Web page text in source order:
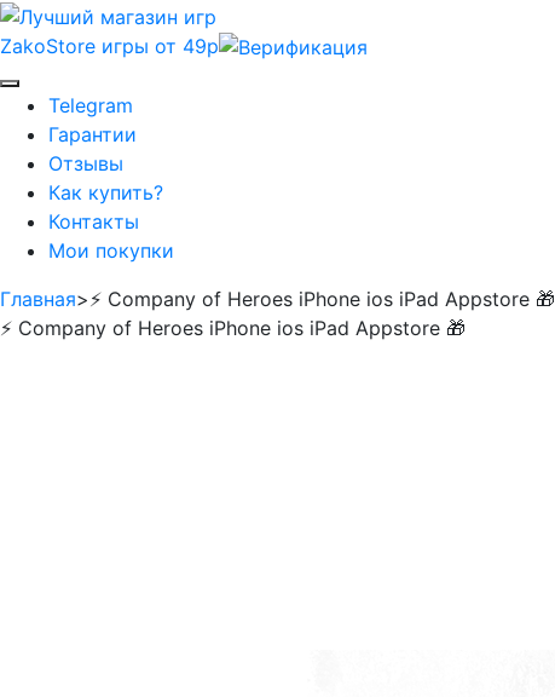
ZakoStore игры от 49р
Telegram
Гарантии
Отзывы
Как купить?
Контакты
Мои покупки
Главная>⚡️ Company of Heroes iPhone ios iPad Appstore 🎁
⚡️ Company of Heroes iPhone ios iPad Appstore 🎁